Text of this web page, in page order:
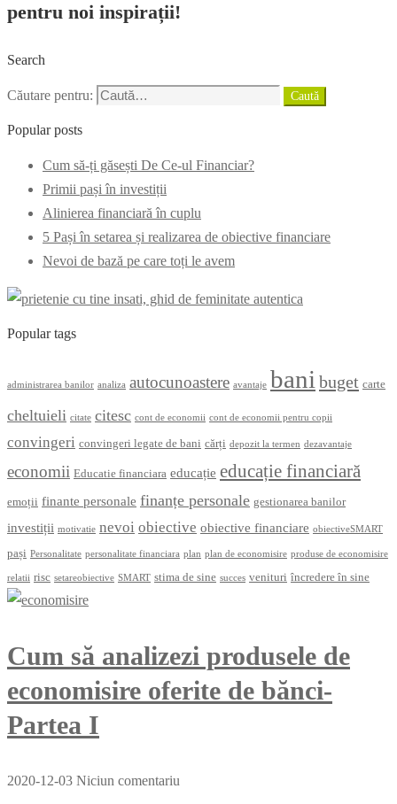
pentru noi inspirații!
Search
Căutare pentru: Caută
Popular posts
Cum să-ți găsești De Ce-ul Financiar?
Primii pași în investiții
Alinierea financiară în cuplu
5 Pași în setarea și realizarea de obiective financiare
Nevoi de bază pe care toți le avem
Popular tags
administrarea banilor analiza autocunoastere avantaje bani buget carte
cheltuieli citate citesc cont de economii cont de economii pentru copii
convingeri convingeri legate de bani cărți depozit la termen dezavantaje
economii Educatie financiara educație educație financiară
emoții finante personale finanțe personale gestionarea banilor
investiții motivatie nevoi obiective obiective financiare obiectiveSMART
pași Personalitate personalitate financiara plan plan de economisire produse de economisire
relatii risc setareobiective SMART stima de sine succes venituri încredere în sine
Cum să analizezi produsele de
economisire oferite de bănci-
Partea I
2020-12-03 Niciun comentariu